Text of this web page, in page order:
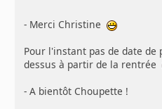
- Merci Christine
Pour l'instant pas de date
dessus à partir de la rentrée
- A bientôt Choupette !